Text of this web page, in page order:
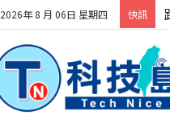
2026年 8 月 06日 星期四 快訊